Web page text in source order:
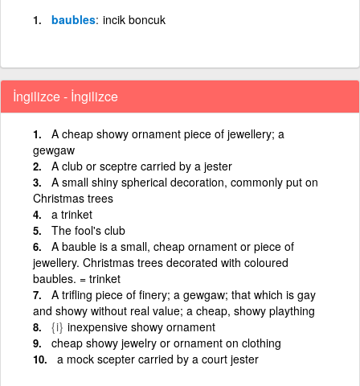
baubles incik boncuk
İngilizce - İngilizce
A cheap showy ornament piece of jewellery; a
gewgaw
A club or sceptre carried by a jester
A small shiny spherical decoration, commonly put on
Christmas trees
a trinket
The fool's club
A bauble is a small, cheap ornament or piece of
jewellery. Christmas trees decorated with coloured
baubles. = trinket
A trifling piece of finery; a gewgaw; that which is gay
and showy without real value; a cheap, showy plaything
{i} inexpensive showy ornament
cheap showy jewelry or ornament on clothing
a mock scepter carried by a court jester